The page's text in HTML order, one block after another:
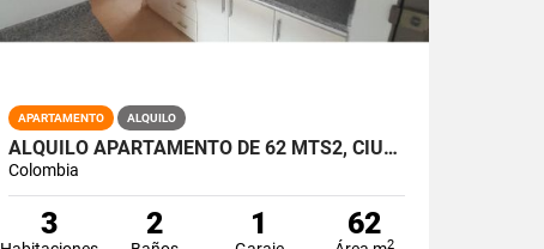
APARTAMENTO ALQUILO
ALQUILO APARTAMENTO DE 62 MTS2, CIUDAD MELENDEZ, SUR DE CALI A-172
Colombia
3 2 1 62
2